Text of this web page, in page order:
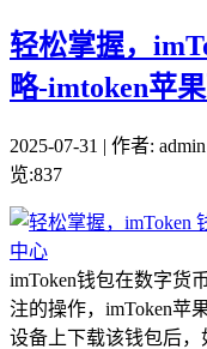
轻松掌握，
略-imtoken苹
2025-07-31 | 作者: admin
览:837
imToken钱包在数字货
注的操作，imToken苹
设备上下载该钱包后